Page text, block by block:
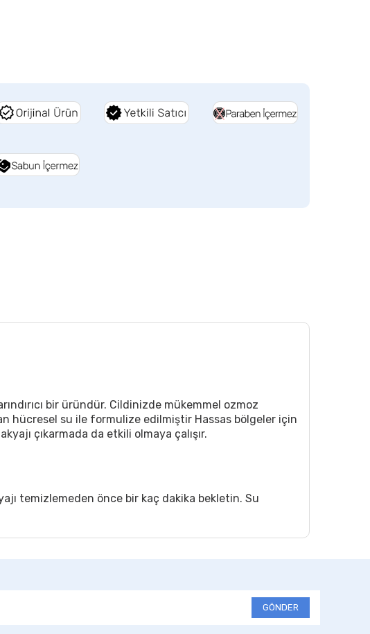
bir üründür. Cildinizde mükemmel ozmoz
hücresel su ile formulize edilmiştir Hassas bölgeler için
çıkarmada da etkili olmaya çalışır.
temizlemeden önce bir kaç dakika bekletin. Su
GÖNDER